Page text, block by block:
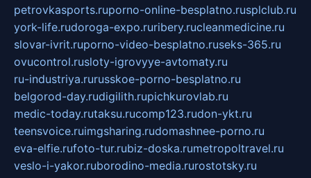
petrovkasports.ruporno-online-besplatno.rusplclub.ru
york-life.rudoroga-expo.ruribery.rucleanmedicine.ru
slovar-ivrit.ruporno-video-besplatno.ruseks-365.ru
ovucontrol.rusloty-igrovyye-avtomaty.ru
ru-industriya.rurusskoe-porno-besplatno.ru
belgorod-day.rudigilith.rupichkurovlab.ru
medic-today.rutaksu.rucomp123.rudon-ykt.ru
teensvoice.ruimgsharing.rudomashnee-porno.ru
eva-elfie.rufoto-tur.rubiz-doska.rumetropoltravel.ru
veslo-i-yakor.ruborodino-media.rurostotsky.ru